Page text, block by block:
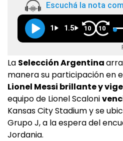
Escuchá la nota
1 1.5 10 10
La Selección Argentina
manera su participación en
Lionel Messi brillante y
equipo de Lionel Scaloni
Kansas City Stadium y se
Grupo J, a la espera del
Jordania.